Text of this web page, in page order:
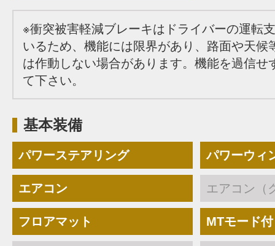
※衝突被害軽減ブレーキはドライバーの運転
いるため、機能には限界があり、路面や天候
は作動しない場合があります。機能を過信せ
て下さい。
基本装備
パワーステアリング パワーウィ
エアコン エアコン（
フロアマット MTモード